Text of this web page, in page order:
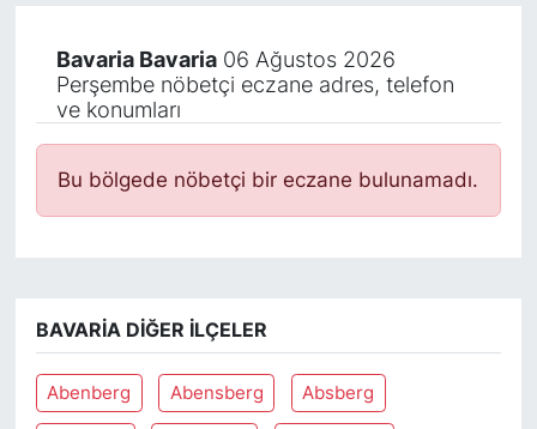
Bavaria Bavaria06 Ağustos 2026
Perşembe nöbetçi eczane adres, telefon
ve konumları
Bu bölgede nöbetçi bir eczane bulunamadı.
BAVARIA DIĞER İLÇELER
Abenberg Abensberg Absberg